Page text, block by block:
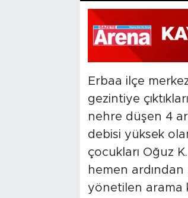
Erbaa ilçe
gezintiye
nehre düşen 4
debisi yüksek
çocukları Oğuz
hemen
yönetilen arama